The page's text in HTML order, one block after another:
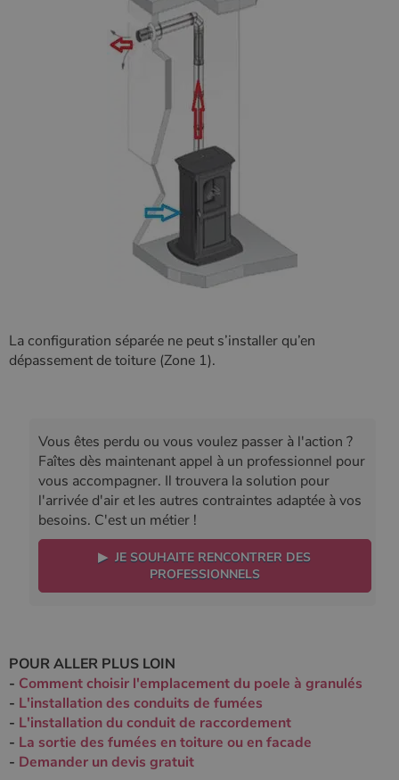
La configuration séparée ne peut s’installer qu’en
dépassement de toiture (Zone 1).
Vous êtes perdu ou vous voulez passer à l'action ?
Faîtes dès maintenant appel à un professionnel pour
vous accompagner. Il trouvera la solution pour
l'arrivée d'air et les autres contraintes adaptée à vos
besoins. C'est un métier !
▶ JE SOUHAITE RENCONTRER DES
PROFESSIONNELS
POUR ALLER PLUS LOIN
- Comment choisir l'emplacement du poele à granulés
- L'installation des conduits de fumées
- L'installation du conduit de raccordement
- La sortie des fumées en toiture ou en facade
- Demander un devis gratuit